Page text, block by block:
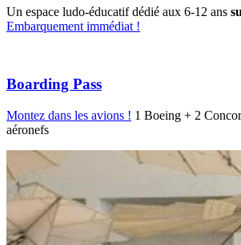
Un espace ludo-éducatif dédié aux 6-12 ans
Embarquement immédiat !
Boarding Pass
Montez dans les avions ! 1 Boeing + 2
aéronefs